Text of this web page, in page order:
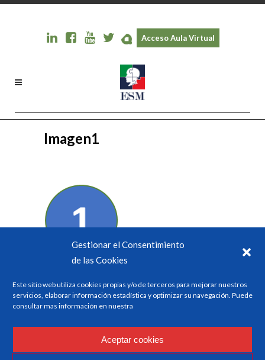
Gestionar el Consentimiento
de las Cookies
Este sitio web utiliza cookies propias y/o de terceros para mejorar nuestros
servicios, elaborar información estadística y optimizar su navegación. Puede
consultar mas información en nuestra
Aceptar cookies
Acceso Aula Virtual
Imagen1
ESM